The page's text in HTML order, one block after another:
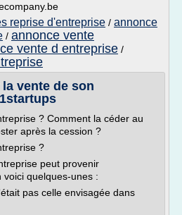
reprise d'entreprise / annonce
/ annonce vente
vente d entreprise /
vente de son
? Comment la céder au
après la cession ?
?
peut provenir
quelques-unes :
pas celle envisagée dans